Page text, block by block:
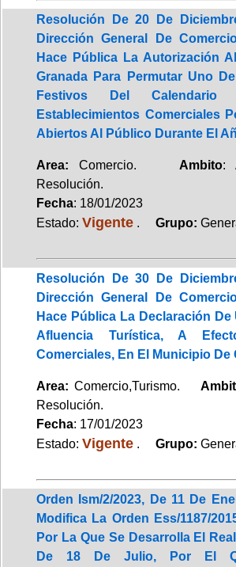
Resolución De 20 De
Dirección General De
Hace Pública La Autorización
Granada Para Permutar Uno
Festivos Del
Establecimientos Comerciales
Abiertos Al Público Durante El
Area: Comercio. Ambito:
Resolución.
Fecha: 18/01/2023
Estado: Vigente . Grupo:
Resolución De 30 De
Dirección General De
Hace Pública La Declaración De
Afluencia Turística, A
Comerciales, En El Municipio De
Area: Comercio,Turismo.
Resolución.
Fecha: 17/01/2023
Estado: Vigente . Grupo:
Orden Ism/2/2023, De 11 De
Modifica La Orden Ess/1187/
Por La Que Se Desarrolla El
De 18 De Julio, Por El